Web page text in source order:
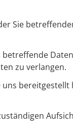
Sie
betreffende
zu verlangen.